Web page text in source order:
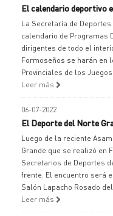
El calendario deportivo
La Secretaría de
calendario de Programas
dirigentes de todo el
Formoseños se harán en
Provinciales de los
Leer más
06-07-2022
El Deporte del Norte
Luego de la reciente
Grande que se realizó en
Secretarios de Deportes
frente. El encuentro será
Salón Lapacho Rosado
Leer más